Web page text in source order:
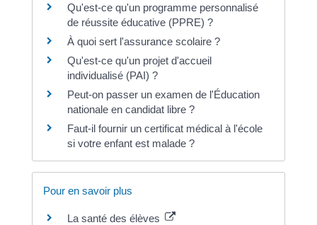
Qu'est-ce qu'un programme personnalisé
de réussite éducative (PPRE) ?
À quoi sert l'assurance scolaire ?
Qu'est-ce qu'un projet d'accueil
individualisé (PAI) ?
Peut-on passer un examen de l'Éducation
nationale en candidat libre ?
Faut-il fournir un certificat médical à l'école
si votre enfant est malade ?
Pour en savoir plus
La santé des élèves